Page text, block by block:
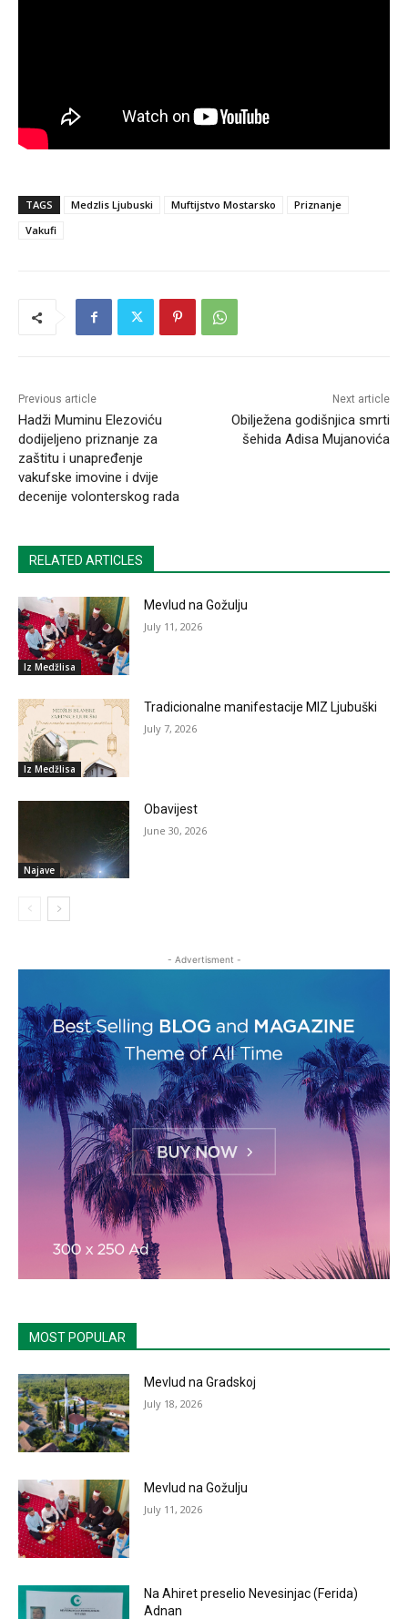
TAGS Medzlis Ljubuski Muftijstvo Mostarsko
Priznanje
Vakufi
Previous article
Hadži Muminu Elezoviću
dodijeljeno priznanje za
zaštitu i unapređenje
vakufske imovine i dvije
decenije volonterskog rada
Next article
Obilježena godišnjica smrti
šehida Adisa Mujanovića
RELATED ARTICLES
Iz Medžlisa
Mevlud na Gožulju
July 11, 2026
Iz Medžlisa
Tradicionalne manifestacije MIZ Ljubuški
July 7, 2026
Najave
Obavijest
June 30, 2026
- Advertisment -
MOST POPULAR
Mevlud na Gradskoj
July 18, 2026
Mevlud na Gožulju
July 11, 2026
Na Ahiret preselio Nevesinjac (Ferida)
Adnan